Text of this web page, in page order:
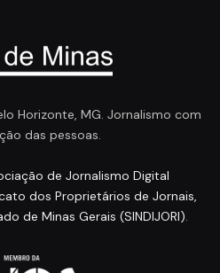
Horizonte, MG. Jornalismo com
das pessoas.
de Jornalismo Digital
dos Proprietários de Jornais,
de Minas Gerais (SINDIJORI).